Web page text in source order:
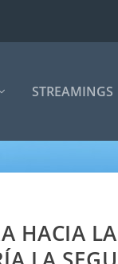
STREAMINGS
HACIA